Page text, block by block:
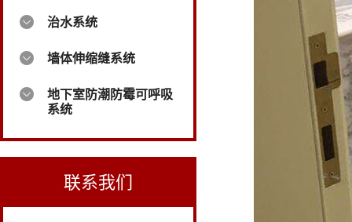
治水系统
墙体伸缩缝系统
地下室防潮防霉可呼吸
系统
联系我们